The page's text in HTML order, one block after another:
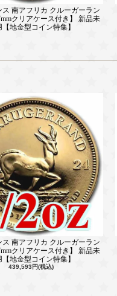
ス 南アフリカ クルーガーラン
クリアケース付き】 新品未
【地金型コイン特集】
ス 南アフリカ クルーガーラン
クリアケース付き】 新品未
【地金型コイン特集】
439,593円(税込)